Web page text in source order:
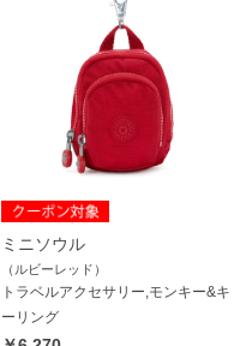
ミニソウル
（ルビーレッド）
トラベルアクセサリー,モンキー&キ
ーリング